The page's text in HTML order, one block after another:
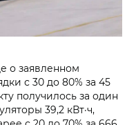
о заявленном
с 30 до 80% за 45
получилось за один
39,2 кВт·ч,